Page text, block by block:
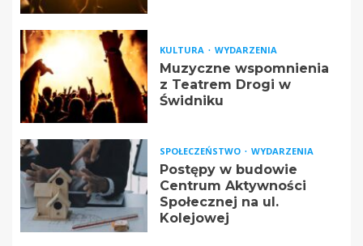
KULTURA WYDARZENIA
Muzyczne wspomnienia
z Teatrem Drogi w
Świdniku
SPOŁECZEŃSTWO WYDARZENIA
Postępy w budowie
Centrum Aktywności
Społecznej na ul.
Kolejowej